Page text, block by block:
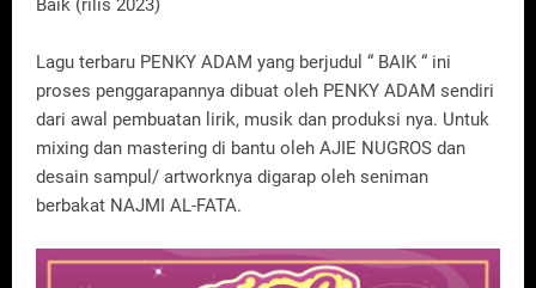
Baik (rilis 2023)
Lagu terbaru PENKY ADAM yang berjudul “ BAIK “ ini
proses penggarapannya dibuat oleh PENKY ADAM sendiri
dari awal pembuatan lirik, musik dan produksi nya. Untuk
mixing dan mastering di bantu oleh AJIE NUGROS dan
desain sampul/ artworknya digarap oleh seniman
berbakat NAJMI AL-FATA.